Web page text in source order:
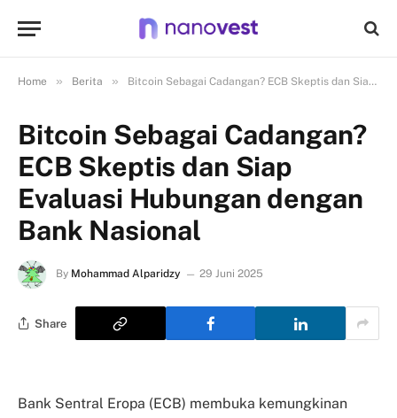
Home » Berita » Bitcoin Sebagai Cadangan? ECB Skeptis dan Siap Evaluasi Hubungan dengan Bank Nasional
Bitcoin Sebagai Cadangan?
ECB Skeptis dan Siap
Evaluasi Hubungan dengan
Bank Nasional
By Mohammad Alparidzy 29 Juni 2025
Share
Bank Sentral Eropa (ECB) membuka kemungkinan